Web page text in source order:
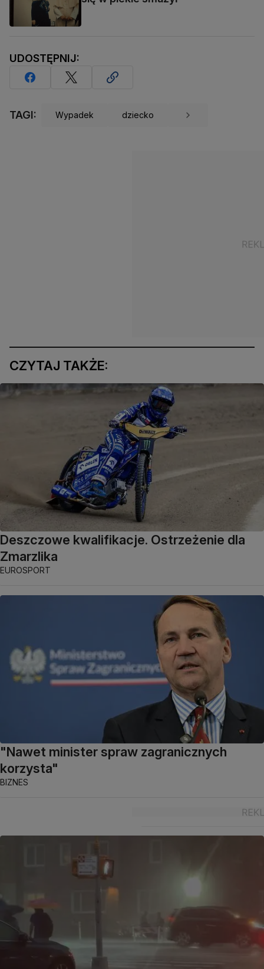
UDOSTĘPNIJ:
TAGI: Wypadek dziecko
CZYTAJ TAKŻE:
Deszczowe kwalifikacje. Ostrzeżenie dla
Zmarzlika
EUROSPORT
"Nawet minister spraw zagranicznych
korzysta"
BIZNES